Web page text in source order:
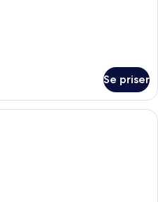
Se priser
Standard enkelrum |